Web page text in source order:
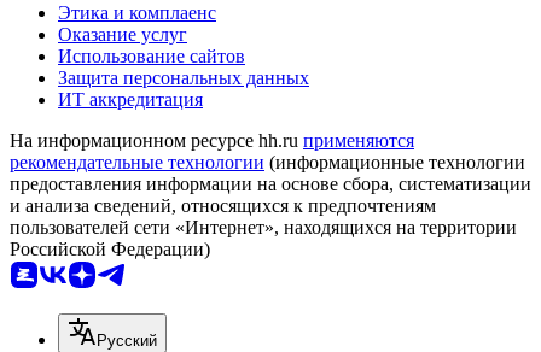
Этика и комплаенс
Оказание услуг
Использование сайтов
Защита персональных данных
ИТ аккредитация
На информационном ресурсе hh.ru применяются
рекомендательные технологии (информационные технологии
предоставления информации на основе сбора, систематизации
и анализа сведений, относящихся к предпочтениям
пользователей сети «Интернет», находящихся на территории
Российской Федерации)
Русский